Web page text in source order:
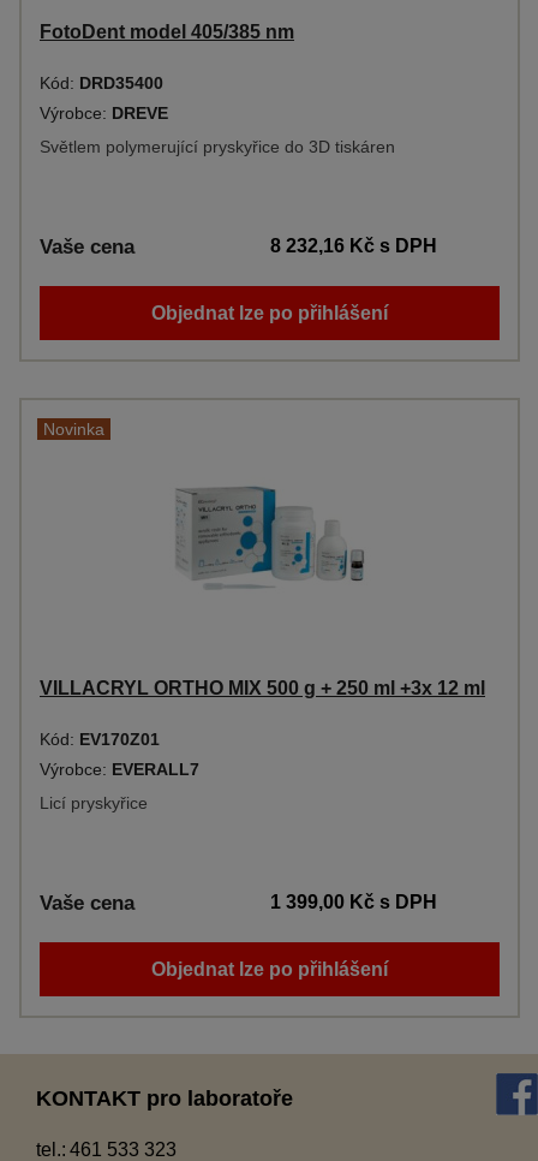
FotoDent model 405/385 nm
Kód: DRD35400
Výrobce: DREVE
Světlem polymerující pryskyřice do 3D tiskáren
Vaše cena 8 232,16 Kčs DPH
Objednat lze po přihlášení
Novinka
VILLACRYL ORTHO MIX 500 g + 250 ml +3x 12 ml
Kód: EV170Z01
Výrobce: EVERALL7
Licí pryskyřice
Vaše cena 1 399,00 Kčs DPH
Objednat lze po přihlášení
KONTAKT pro laboratoře
tel.: 461 533 323